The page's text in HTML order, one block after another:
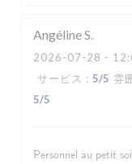
AngélineS
2026-07-28 -
サービス : 5/5 雰
5/5
Personnel au petit